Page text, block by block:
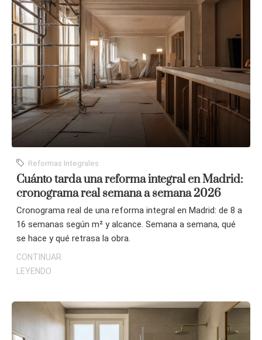
Reformas Integrales
Cuánto tarda una reforma integral en Madrid:
cronograma real semana a semana 2026
Cronograma real de una reforma integral en Madrid: de 8 a
16 semanas según m² y alcance. Semana a semana, qué
se hace y qué retrasa la obra.